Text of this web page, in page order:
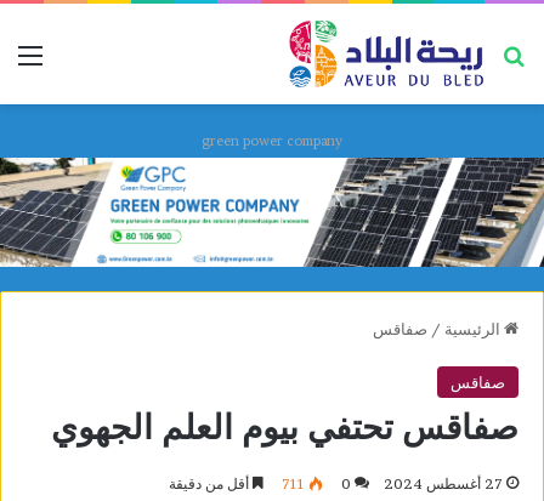
بحث عن
green power company
الرئيسية / صفاقس
صفاقس
صفاقس تحتفي بيوم العلم الجهوي
27 أغسطس 2024 0
711 أقل من دقيقة